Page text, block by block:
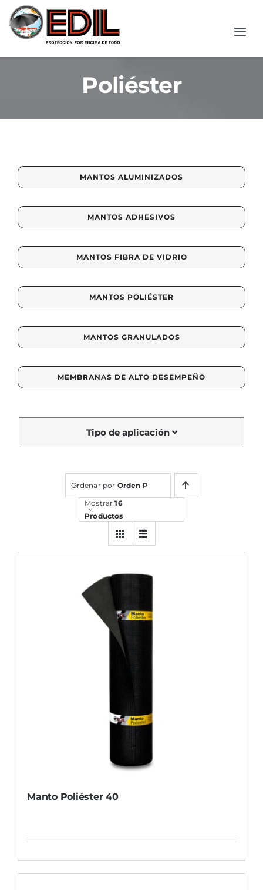
Skip
content
EDIL Pro
Contacto
Poliéster
MANTOS ALUMINIZADOS
MANTOS ADHESIVOS
MANTOS FIBRA DE VIDRIO
MANTOS POLIÉSTER
MANTOS GRANULADOS
MEMBRANAS DE ALTO DESEMPEÑO
Tipo de aplicación
Ordenar por Orden Predeterminado
Mostrar16
Productos
Manto Poliéster 40